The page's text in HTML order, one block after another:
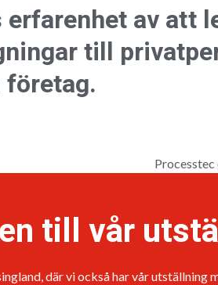
av att
till
till vår
där vi också har vår utställning